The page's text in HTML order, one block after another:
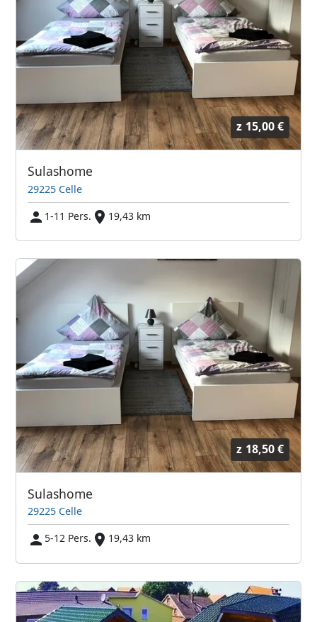
z 15,00 €
Sulashome
29225 Celle
1-11 Pers.
19,43 km
z 18,50 €
Sulashome
29225 Celle
5-12 Pers.
19,43 km